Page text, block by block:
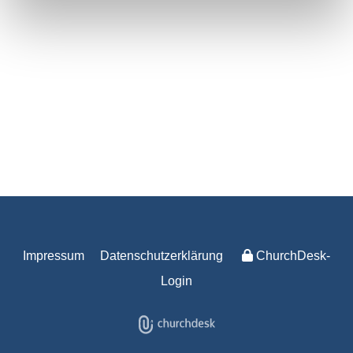
Impressum Datenschutzerklärung
ChurchDesk-
Login